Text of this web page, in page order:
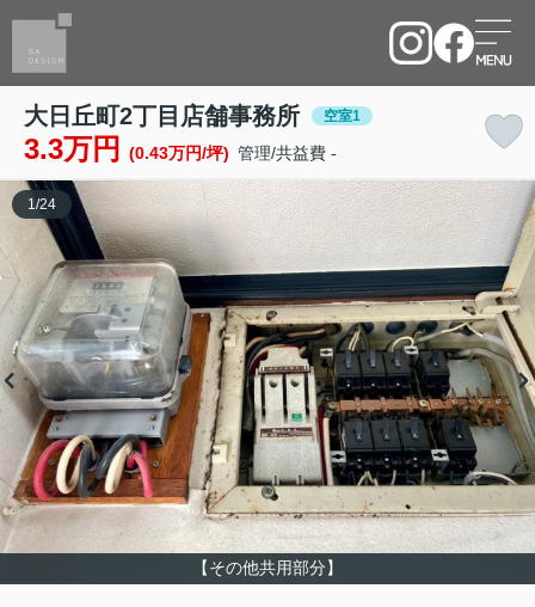
大日丘町2丁目店舗事務所 空室1
3.3万円 (0.43万円/坪) 管理/共益費 -
【その他共用部分】
1 /24